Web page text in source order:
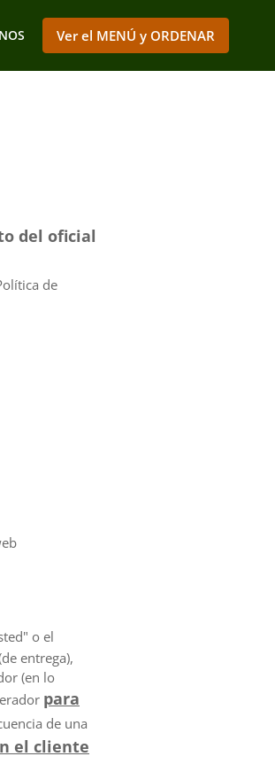
Ver el MENÚ y ORDENAR
del oficial
de
o el
entrega),
(en lo
para
de una
el cliente